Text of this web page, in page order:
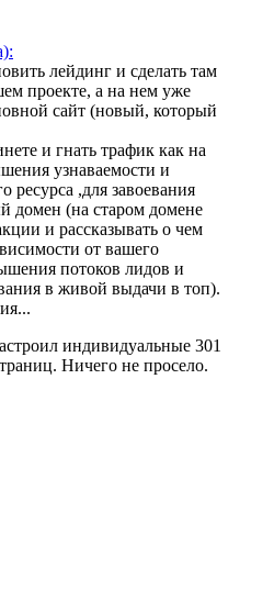
лейдинг и сделать там
проекте, а на нем уже
сайт (новый, который
и гнать трафик как на
узнаваемости и
ресурса ,для завоевания
домен (на старом домене
и рассказывать о чем
от вашего
потоков лидов и
в живой выдачи в топ).
индивидуальные 301
Ничего не просело.